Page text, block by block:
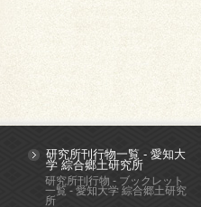
研究所刊行物一覧 - 愛知大
学 綜合郷土研究所
研究所刊行物 - ブックレット
一覧 - 愛知大学 綜合郷土研究
所